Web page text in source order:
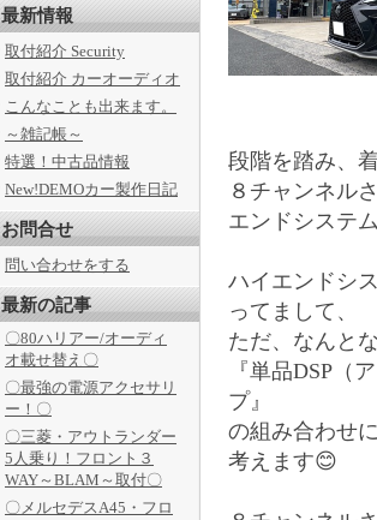
最新情報
取付紹介 Security
取付紹介 カーオーディオ
こんなことも出来ます。
～雑記帳～
特選！中古品情報
New!DEMOカー製作日記
お問合せ
問い合わせをする
最新の記事
〇80ハリアー/オーディ
オ載せ替え〇
〇最強の電源アクセサリ
ー！〇
〇三菱・アウトランダー
5人乗り！フロント３
WAY～BLAM～取付〇
〇メルセデスA45・フロ
段階を踏み、
８チャンネル
エンドシステ
ハイエンドシ
ってまして、
ただ、なんと
『単品DSP（
プ』
の組み合わせ
考えます😊